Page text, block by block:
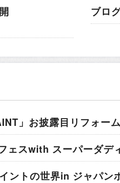
ブロ
」お披露目 リフォー
ェスwith スーパーダデ
ントの世界in ジャパン